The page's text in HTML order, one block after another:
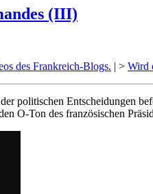
(III)
des Frankreich-Blogs. | > Wird
politischen Entscheidungen
O-Ton des französischen